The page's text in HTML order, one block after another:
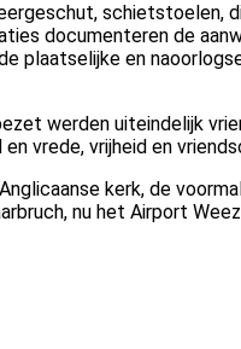
schietstoelen,
documenteren de
plaatselijke en
werden uiteindelijk
vrede, vrijheid en
kerk, de
nu het Airport